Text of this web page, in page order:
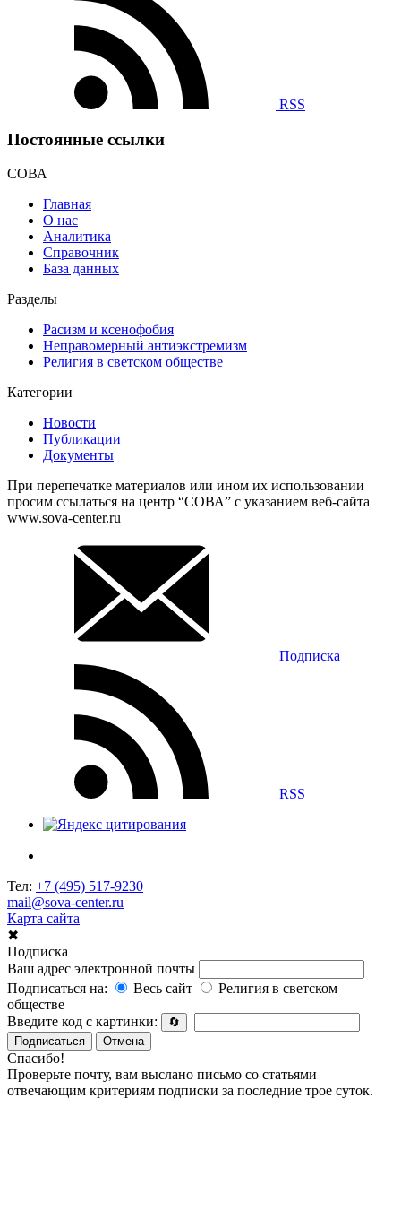
RSS
Постоянные ссылки
СОВА
Главная
О нас
Аналитика
Справочник
База данных
Разделы
Расизм и ксенофобия
Неправомерный антиэкстремизм
Религия в светском обществе
Категории
Новости
Публикации
Документы
При перепечатке материалов или ином их использовании
просим ссылаться на центр “СОВА” с указанием веб-сайта
www.sova-center.ru
Подписка
RSS
Тел: +7 (495) 517-9230
mail@sova-center.ru
Карта сайта
✖
Подписка
Ваш адрес электронной почты
Подписаться на:
Весь сайт
Религия в светском
обществе
Введите код с картинки:
🔄
Подписаться
Отмена
Спасибо!
Проверьте почту, вам выслано письмо со статьями
отвечающим критериям подписки за последние трое суток.